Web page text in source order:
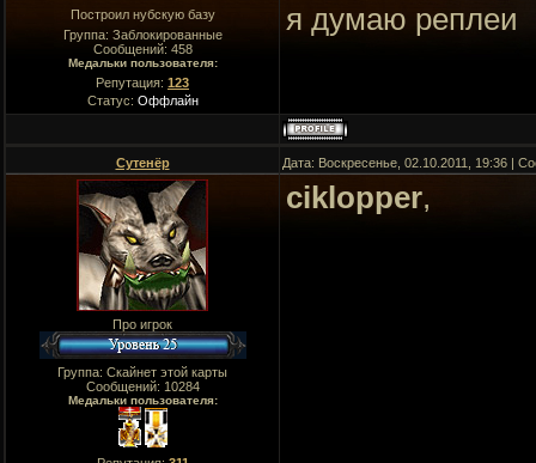
Построил нубскую базу
Группа: Заблокированные
Сообщений: 458
Медальки пользователя:
Репутация: 123
Статус: Оффлайн
я думаю реплеи
Сутенёр Дата: Воскресенье, 02.10.2011, 19:36 |
Про игрок
Группа: Скайнет этой карты
Сообщений: 10284
Медальки пользователя:
ciklopper,